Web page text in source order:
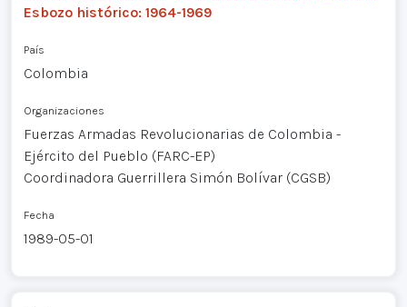
Esbozo histórico: 1964-1969
País
Colombia
Organizaciones
Fuerzas Armadas Revolucionarias de Colombia -
Ejército del Pueblo (FARC-EP)
Coordinadora Guerrillera Simón Bolívar (CGSB)
Fecha
1989-05-01